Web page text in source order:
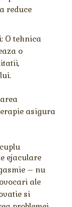
reduce
O tehnica
o
asigura
ejaculare
– nu
ale
si